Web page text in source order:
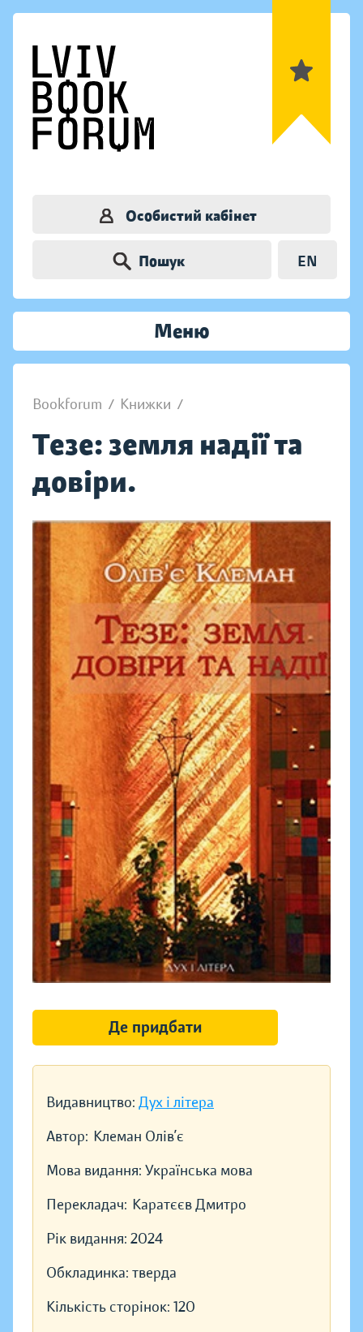
Особистий кабінет
Пошук EN
Меню
Bookforum / Книжки /
Тезе: земля надії та
довіри.
Видавництво: Дух і літера
Автор: Клеман Олів’є
Мова видання: Українська мова
Перекладач: Каратєєв Дмитро
Рік видання: 2024
Обкладинка: тверда
Кількість сторінок: 120
Де придбати